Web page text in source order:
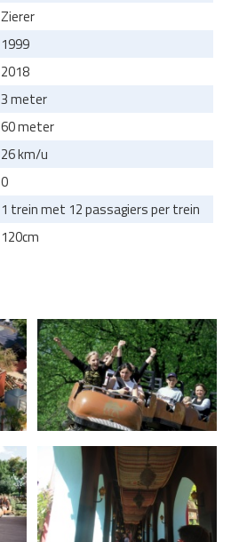
Zierer
1999
2018
3 meter
60 meter
26 km/u
0
1 trein met 12 passagiers per trein
120cm